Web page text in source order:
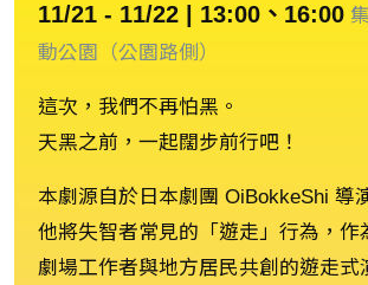
11/21 - 11/22 | 13:00、16:00
動公園（公園路側）
這次，我們不再怕黑。
天黑之前，一起闊步前行吧！
本劇源自於日本劇團 OiBokkeShi 導
他將失智者常見的「遊走」行為，作
劇場工作者與地方居民共創的遊走式